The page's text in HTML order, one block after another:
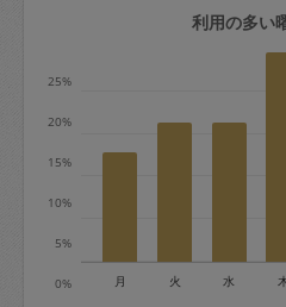
※例：依頼日時／土
水曜日9時〜金曜日9
金曜日9時～土曜日8
＋交通費全額
依頼者不在による当
はありますか？
利用の多い
0%
5%
10%
15%
20%
25%
月 火 水